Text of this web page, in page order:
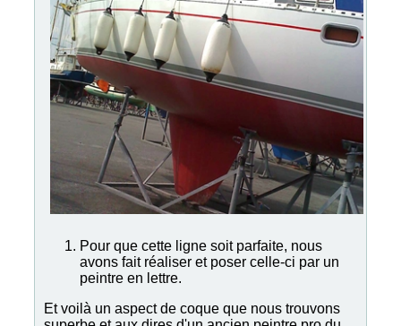
Pour que cette ligne soit parfaite, nous
avons fait réaliser et poser celle-ci par un
peintre en lettre.
Et voilà un aspect de coque que nous trouvons